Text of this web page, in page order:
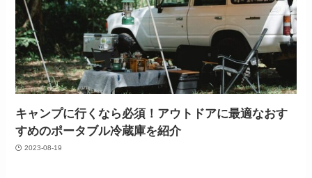
キャンプに行くなら必須！アウトドアに最適なおす
すめのポータブル冷蔵庫を紹介
2023-08-19